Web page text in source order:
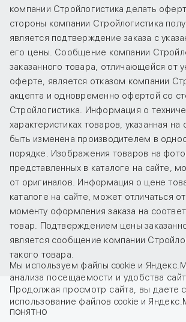
компании Стройлогистика делать
стороны компании Стройлогистика
является подтверждение заказа с
его цены. Сообщение компании
заказанного товара, отличающейся от
оферте, является отказом компании
акцепта и одновременно офертой со
Стройлогистика. Информация о
характеристиках товаров, указанная
быть изменена производителем в
порядке. Изображения товаров на
представленных в каталоге на сайте,
от оригиналов. Информация о цене
каталоге на сайте, может отличаться
моменту оформления заказа на
товар. Подтверждением цены
является сообщение компании
такого товара.
Мы используем файлы cookie и
анализа посещаемости и удобства
Продолжая просмотр сайта, вы даете
использование файлов cookie и
ПОНЯТНО